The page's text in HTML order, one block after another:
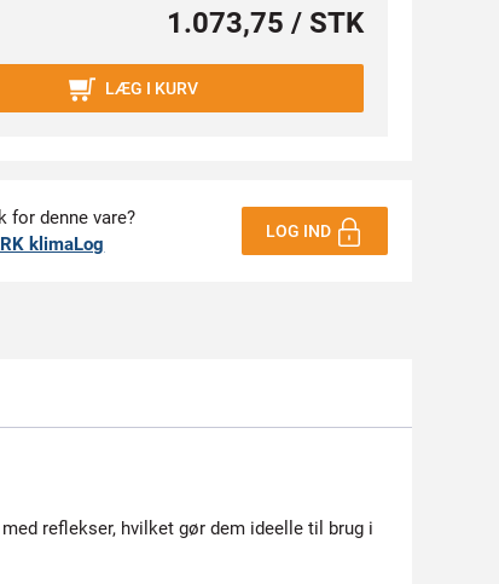
1.073,75 / STK
LÆG I KURV
for denne vare?
klimaLog
LOG IND
reflekser, hvilket gør dem ideelle til brug i